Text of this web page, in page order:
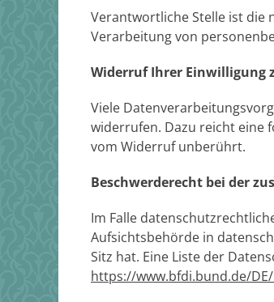
Verantwortliche Stelle ist die
Verarbeitung von
Widerruf Ihrer Einwilligung
Viele
widerrufen. Dazu reicht eine
vom Widerruf unberührt.
Beschwerderecht bei der
Im Falle
Aufsichtsbehörde in
Sitz hat. Eine Liste der
https://www.bfdi.bund.de/